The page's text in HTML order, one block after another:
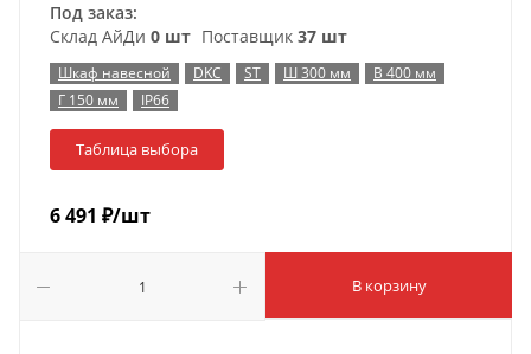
Под заказ:
Склад АйДи 0 шт Поставщик 37 шт
Шкаф навесной DKC ST Ш 300 мм
В 400 мм
Г 150 мм
IP66
Таблица выбора
6 491 ₽/шт
В корзину